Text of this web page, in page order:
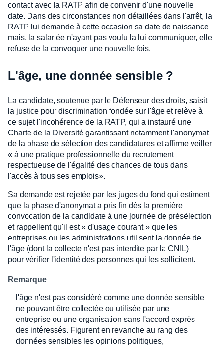
contact avec la RATP afin de convenir d'une nouvelle
date. Dans des circonstances non détaillées dans l'arrêt, la
RATP lui demande à cette occasion sa date de naissance
mais, la salariée n'ayant pas voulu la lui communiquer, elle
refuse de la convoquer une nouvelle fois.
L'âge, une donnée sensible ?
La candidate, soutenue par le Défenseur des droits, saisit
la justice pour discrimination fondée sur l'âge et relève à
ce sujet l'incohérence de la RATP, qui a instauré une
Charte de la Diversité garantissant notamment l'anonymat
de la phase de sélection des candidatures et affirme veiller
« à une pratique professionnelle du recrutement
respectueuse de l'égalité des chances de tous dans
l'accès à tous ses emplois».
Sa demande est rejetée par les juges du fond qui estiment
que la phase d'anonymat a pris fin dès la première
convocation de la candidate à une journée de présélection
et rappellent qu'il est « d'usage courant » que les
entreprises ou les administrations utilisent la donnée de
l'âge (dont la collecte n'est pas interdite par la CNIL)
pour vérifier l'identité des personnes qui les sollicitent.
Remarque
l'âge n'est pas considéré comme une donnée sensible
ne pouvant être collectée ou utilisée par une
entreprise ou une organisation sans l'accord exprès
des intéressés. Figurent en revanche au rang des
données sensibles les opinions politiques,